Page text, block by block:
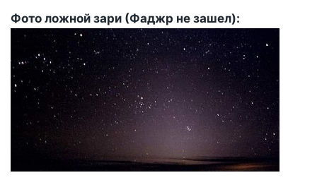
Фото ложной зари (Фаджр не зашел):